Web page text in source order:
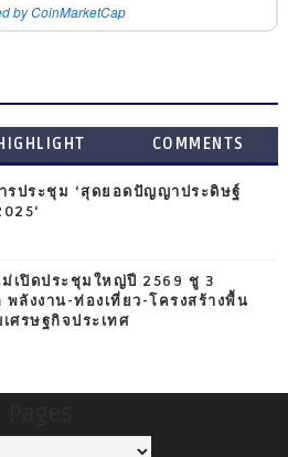
by CoinMarketCap
COMMENTS
รประชุม ‘สุดยอดปัญญาประดิษฐ์
เปิดประชุมใหญ่ปี 2569 ชู 3
ลังงาน-ท่องเที่ยว-โครงสร้างพื้น
ศรษฐกิจประเทศ